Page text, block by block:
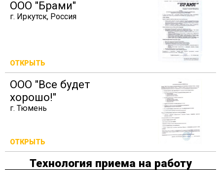
ООО "Брами"
г. Иркутск, Россия
ОТКРЫТЬ
ООО "Все будет
хорошо!"
г. Тюмень
ОТКРЫТЬ
Технология приема на работу